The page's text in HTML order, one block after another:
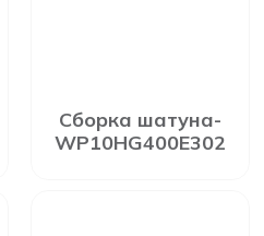
Сборка шатуна-
WP10HG400E302